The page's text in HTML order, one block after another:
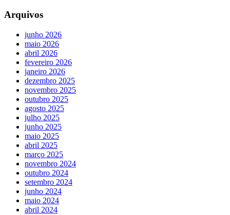
Arquivos
junho 2026
maio 2026
abril 2026
fevereiro 2026
janeiro 2026
dezembro 2025
novembro 2025
outubro 2025
agosto 2025
julho 2025
junho 2025
maio 2025
abril 2025
março 2025
novembro 2024
outubro 2024
setembro 2024
junho 2024
maio 2024
abril 2024